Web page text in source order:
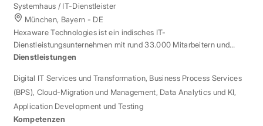
Systemhaus / IT-Dienstleister
München, Bayern - DE
Hexaware Technologies ist ein indisches IT-
Dienstleistungsunternehmen mit rund 33.000 Mitarbeitern und
Standort München für Automatisierung und KI.
Dienstleistungen
Digital IT Services und Transformation, Business Process Services
(BPS), Cloud-Migration und Management, Data Analytics und KI,
Application Development und Testing
Kompetenzen